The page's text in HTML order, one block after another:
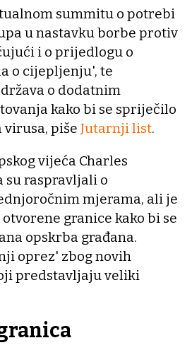
summitu o potrebi
u nastavku borbe protiv
i o prijedlogu o
o cijepljenju', te
o dodatnim
kako bi se spriječilo
virusa, piše Jutarnji list.
vijeća Charles
su raspravljali o
mjerama, ali je
granice kako bi se
opskrba građana.
oprez' zbog novih
predstavljaju veliki